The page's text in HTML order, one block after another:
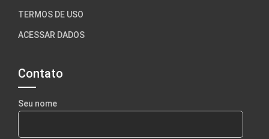
TERMOS DE USO
ACESSAR DADOS
Contato
Seu nome